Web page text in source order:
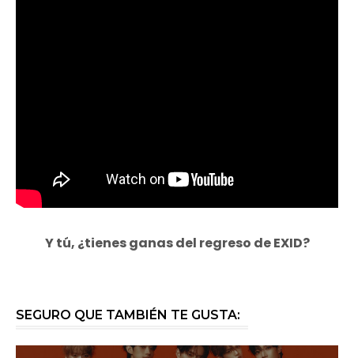
Y tú, ¿tienes ganas del regreso de EXID?
SEGURO QUE TAMBIÉN TE GUSTA: